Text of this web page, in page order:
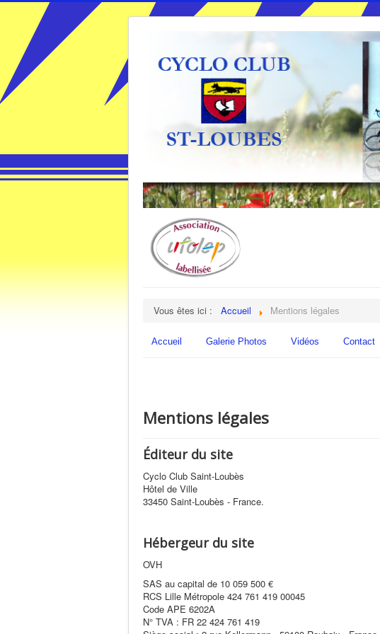
Vous êtes ici : Accueil Mentions légales
Accueil Galerie Photos Vidéos Contact
Mentions légales
Éditeur du site
Cyclo Club Saint-Loubès
Hôtel de Ville
33450 Saint-Loubès - France.
Hébergeur du site
OVH
SAS au capital de 10 059 500 €
RCS Lille Métropole 424 761 419 00045
Code APE 6202A
N° TVA : FR 22 424 761 419